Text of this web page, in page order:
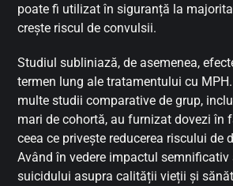
poate fi utilizat în siguranță la
crește riscul de convulsii.
Studiul subliniază, de asemenea,
termen lung ale tratamentului cu
multe studii comparative de grup,
mari de cohortă, au furnizat dovezi în
ceea ce privește reducerea riscului de
Având în vedere impactul semnificativ
suicidului asupra calității vieții și